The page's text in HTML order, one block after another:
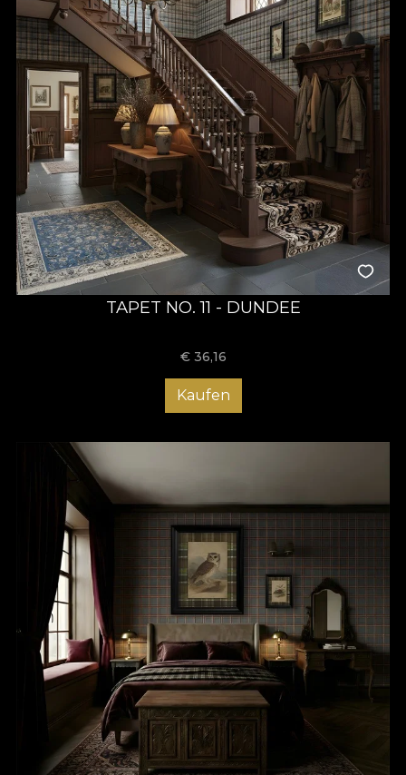
TAPET NO. 11 - DUNDEE
€ 36,16
Kaufen